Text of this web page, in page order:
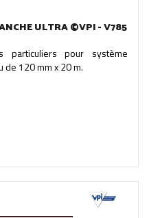
ULTRA ©VPI - V785
pour système
de 120 mm x 20 m.